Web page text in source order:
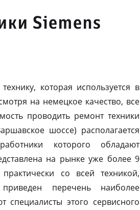
Siemens
которая используется в
на немецкое качество, все
проводить ремонт техники
шоссе) располагается
которого обладают
на рынке уже более 9
со всей техникой,
перечень наиболее
специалисты этого сервисного